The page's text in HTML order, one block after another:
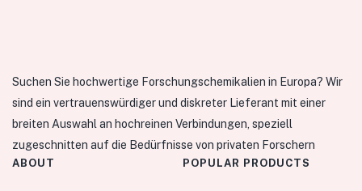
Suchen Sie hochwertige Forschungschemikalien in Europa? Wir
sind ein vertrauenswürdiger und diskreter Lieferant mit einer
breiten Auswahl an hochreinen Verbindungen, speziell
zugeschnitten auf die Bedürfnisse von privaten Forschern
ABOUT POPULAR PRODUCTS